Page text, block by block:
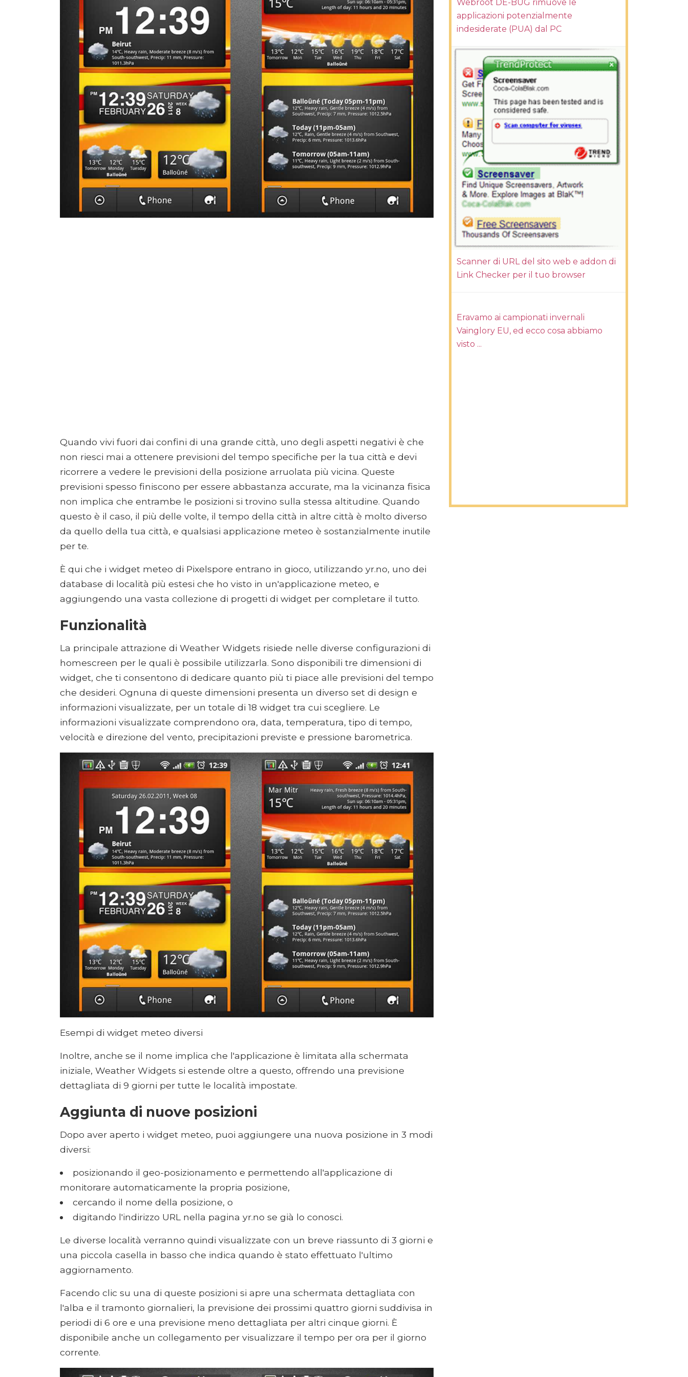
Quando vivi fuori dai confini di una grande città, uno degli aspetti negativi è che
non riesci mai a ottenere previsioni del tempo specifiche per la tua città e devi
ricorrere a vedere le previsioni della posizione arruolata più vicina. Queste
previsioni spesso finiscono per essere abbastanza accurate, ma la vicinanza fisica
non implica che entrambe le posizioni si trovino sulla stessa altitudine. Quando
questo è il caso, il più delle volte, il tempo della città in altre città è molto diverso
da quello della tua città, e qualsiasi applicazione meteo è sostanzialmente inutile
per te.
È qui che i widget meteo di Pixelspore entrano in gioco, utilizzando yr.no, uno dei
database di località più estesi che ho visto in un'applicazione meteo, e
aggiungendo una vasta collezione di progetti di widget per completare il tutto.
Funzionalità
La principale attrazione di Weather Widgets risiede nelle diverse configurazioni di
homescreen per le quali è possibile utilizzarla. Sono disponibili tre dimensioni di
widget, che ti consentono di dedicare quanto più ti piace alle previsioni del tempo
che desideri. Ognuna di queste dimensioni presenta un diverso set di design e
informazioni visualizzate, per un totale di 18 widget tra cui scegliere. Le
informazioni visualizzate comprendono ora, data, temperatura, tipo di tempo,
velocità e direzione del vento, precipitazioni previste e pressione barometrica.
Esempi di widget meteo diversi
Inoltre, anche se il nome implica che l'applicazione è limitata alla schermata
iniziale, Weather Widgets si estende oltre a questo, offrendo una previsione
dettagliata di 9 giorni per tutte le località impostate.
Aggiunta di nuove posizioni
Dopo aver aperto i widget meteo, puoi aggiungere una nuova posizione in 3 modi
diversi:
posizionando il geo-posizionamento e permettendo all'applicazione di
monitorare automaticamente la propria posizione,
cercando il nome della posizione, o
digitando l'indirizzo URL nella pagina yr.no se già lo conosci.
Le diverse località verranno quindi visualizzate con un breve riassunto di 3 giorni e
una piccola casella in basso che indica quando è stato effettuato l'ultimo
aggiornamento.
Facendo clic su una di queste posizioni si apre una schermata dettagliata con
l'alba e il tramonto giornalieri, la previsione dei prossimi quattro giorni suddivisa in
periodi di 6 ore e una previsione meno dettagliata per altri cinque giorni. È
disponibile anche un collegamento per visualizzare il tempo per ora per il giorno
corrente.
Webroot DE-BUG rimuove le
applicazioni potenzialmente
indesiderate (PUA) dal PC
Scanner di URL del sito web e addon di
Link Checker per il tuo browser
Eravamo ai campionati invernali
Vainglory EU, ed ecco cosa abbiamo
visto ...